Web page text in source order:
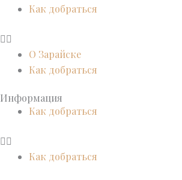
Как добраться
О Зарайске
Как добраться
Информация
Как добраться
Как добраться